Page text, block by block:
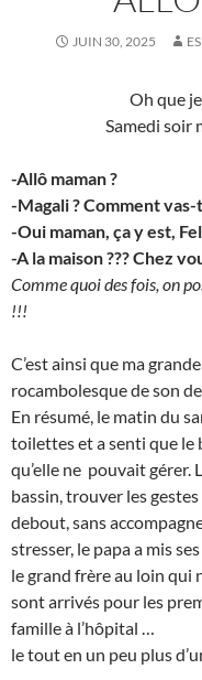
JUIN 30, 2025
Oh que
Samedi soir
-Allô maman ?
-Magali ? Comment
-Oui maman, ça y est,
-A la maison ??? Chez
Comme quoi des fois, on
!!!
C’est ainsi que ma
rocambolesque de son
En résumé, le matin du
toilettes et a senti que le
qu’elle ne pouvait gérer.
bassin, trouver les
debout, sans
stresser, le papa a mis
le grand frère au loin qui
sont arrivés pour les
famille à l’hôpital …
le tout en un peu plus